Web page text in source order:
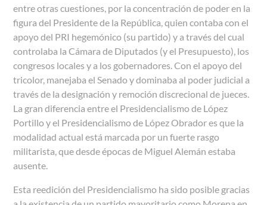
entre otras cuestiones, por la concentración de poder en la
figura del Presidente de la República, quien contaba con el
apoyo del PRI hegemónico (su partido) y a través del cual
controlaba la Cámara de Diputados (y el Presupuesto), los
congresos locales y a los gobernadores. Con el apoyo del
tricolor, manejaba el Senado y dominaba al poder judicial a
través de la designación y remoción discrecional de jueces.
La gran diferencia entre el Presidencialismo de López
Portillo y el Presidencialismo de López Obrador es que la
modalidad actual está marcada por un fuerte rasgo
militarista, que desde épocas de Miguel Alemán estaba
ausente.
Esta reedición del Presidencialismo ha sido posible gracias